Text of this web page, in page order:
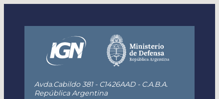
Avda.Cabildo 381 - C1426AAD - C.A.B.A.
República Argentina